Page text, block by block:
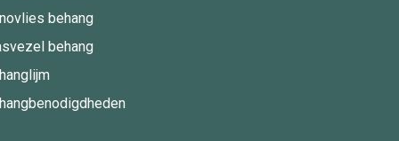
behang
behang